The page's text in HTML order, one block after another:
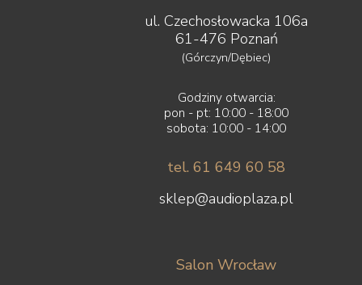
ul. Czechosłowacka 106a
61-476 Poznań
(Górczyn/Dębiec)
Godziny otwarcia:
pon - pt: 10:00 - 18:00
sobota: 10:00 - 14:00
tel. 61 649 60 58
sklep@audioplaza.pl
Salon Wrocław